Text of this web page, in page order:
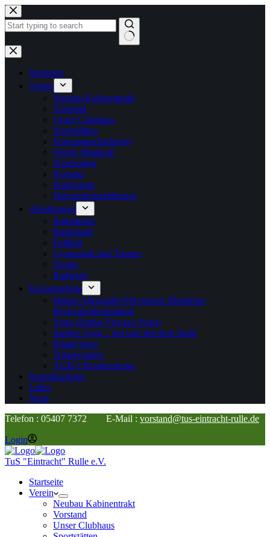
Zum
Inhalt
springen
Keine
Ergebnisse
Startseite
Verein
Neubau Kabinentrakt
Vorstand
Unser Clubhaus
Sportstätten
Vereinsgeschichte(n)
Werde Mitglied!
Sponsoring
Kontakt
Impressum
Datenschutzerklärung
Abteilungen
Badminton
Basketball
Fußball
Gymnastik und Turnen
Tennis
Radsport
Kursangebote
Mama-Allrounder/Prävention Modernes
Beckenbodentraining
Yoga (Hatha-Vinyasa-Yoga)
Sanftes Yoga – auf und mit dem Stuhl
PilatesYoga
Trainer:innen
AGB`s Kursbuchung
Raumbuchung
Links
Shop
Telefon : 05407 7372 E-Mail : vorstand@tus-eintracht-rulle.de
Login
TuS "Eintracht" Rulle e.V.
Startseite
Verein
Neubau Kabinentrakt
Vorstand
Unser Clubhaus